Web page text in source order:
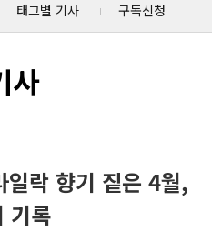
태그별 기사 구독신청
사
락 향기 짙은 4월,
기록